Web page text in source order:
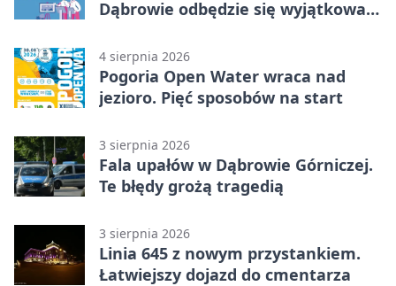
Dąbrowie odbędzie się wyjątkowa
4 sierpnia 2026
Pogoria Open Water wraca nad
jezioro. Pięć sposobów na start
3 sierpnia 2026
Fala upałów w Dąbrowie Górniczej.
Te błędy grożą tragedią
3 sierpnia 2026
Linia 645 z nowym przystankiem.
Łatwiejszy dojazd do cmentarza